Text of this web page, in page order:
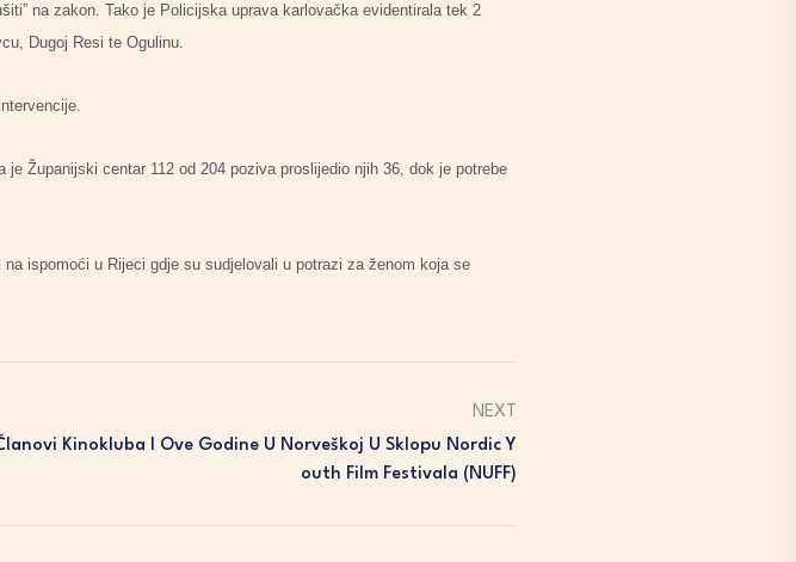
na zakon. Tako je Policijska uprava karlovačka evidentirala tek 2
Dugoj Resi te Ogulinu.
Županijski centar 112 od 204 poziva proslijedio njih 36, dok je potrebe
ispomoći u Rijeci gdje su sudjelovali u potrazi za ženom koja se
NEXT
Kinokluba I Ove Godine U Norveškoj U Sklopu Nordic Y
Outh Film Festivala (NUFF)